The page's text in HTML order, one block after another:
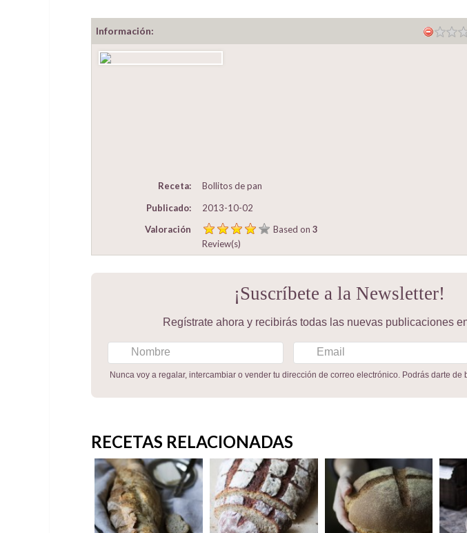
Información:
Receta:
Bollitos de pan
Publicado:
2013-10-02
Valoración
Based on 3
Review(s)
¡Suscríbete a la Newsletter!
Regístrate ahora y recibirás todas las nuevas publicaciones
Nunca voy a regalar, intercambiar o vender tu dirección de correo electrónico. Podrás darte de
RECETAS RELACIONADAS